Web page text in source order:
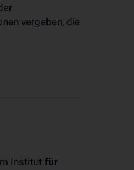
vergeben, die
Institut für